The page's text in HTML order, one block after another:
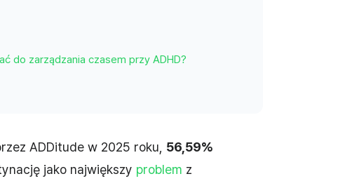
do zarządzania czasem przy ADHD?
ADDitude w 2025 roku, 56,59%
jako największy problem z